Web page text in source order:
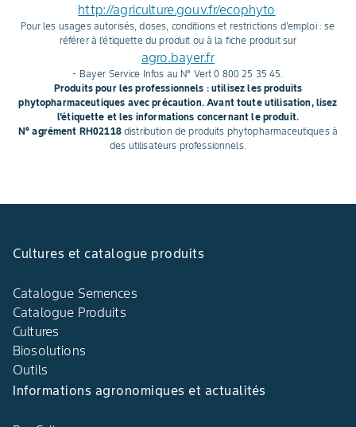
http://agriculture.gouv.fr/ecophyto .
Pour les usages autorisés, doses, conditions et restrictions d'emploi : se
référer à l'étiquette du produit ou à la fiche produit sur
agro.bayer.fr
- Bayer Service Infos au N° Vert 0 800 25 35 45.
Produits pour les professionnels : utilisez les produits
phytopharmaceutiques avec précaution. Avant toute utilisation, lisez
l'étiquette et les informations concernant le produit.
N° agrément RH02118distribution de produits phytopharmaceutiques à
des utilisateurs professionnels.
Cultures et catalogue produits
Catalogue Semences
Catalogue Produits
Cultures
Biosolutions
Outils
Informations agronomiques et actualités